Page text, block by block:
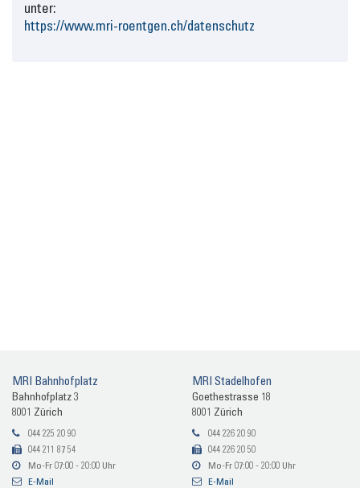
unter:
https://www.mri-​​roentgen.ch/da­ten­schutz
MRI Bahn­hof­platz
Bahn­hof­platz 3
8001 Zü­rich
044 225 20 90
044 211 87 54
Mo-Fr 07:00 - 20:00 Uhr
E-​Mail
MRI Sta­del­ho­fen
Goe­the­stras­se 18
8001 Zü­rich
044 226 20 90
044 226 20 50
Mo-Fr 07:00 - 20:00 Uhr
E-​Mail